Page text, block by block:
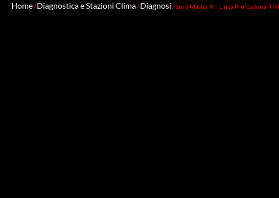
Home/Diagnostica e Stazioni Clima/Diagnosi / Euro Master X – Linea Professional